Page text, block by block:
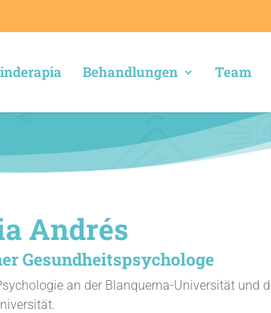
Behandlungen Team
Andrés
Gesundheitspsychologe
an der Blanquerna-Universität und